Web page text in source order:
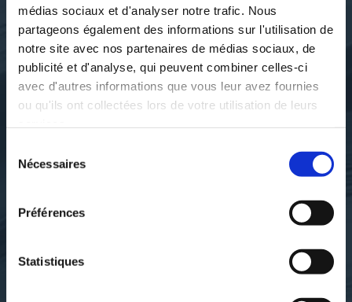
médias sociaux et d'analyser notre trafic. Nous
partageons également des informations sur l'utilisation de
notre site avec nos partenaires de médias sociaux, de
publicité et d'analyse, qui peuvent combiner celles-ci
avec d'autres informations que vous leur avez fournies
ou qu'ils ont collectées lors de votre utilisation de leurs
Nécessaires
Préférences
Statistiques
Élodie THOURY Élodie THOURY